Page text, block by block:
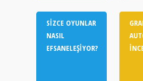
SIZCE OYUNLAR
NASIL
EFSANELEŞIYOR?